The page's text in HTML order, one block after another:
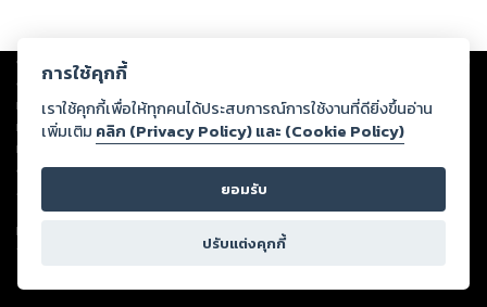
Copyright © 2026
ต่อผลงานหรือเนื้อหาใดที่อัปโหลดผ่านเว็บไซต์และปรากฏว่าละเมิดสิทธิใน
ทรัพย์สินทางปัญญาของบุคคลอื่นหรือขัดต่อกฎหมายและศีลธรรม ดังนั้น ผู้อ่าน
ทุกท่านโปรดใช้วิจารณญาณในการกลั่นกรองด้วยตนเอง และหากท่านพบว่าส่วน
หนึ่งส่วนใดขัดต่อกฎหมายและศีลธรรม กรุณาแจ้งมายังบริษัท เพื่อทีมงานจะได้
ดำเนินการในทันที ทั้งนี้ ทางสตอรี่ล็อกขอสงวนลิขสิทธิ์ตามพระราชบัญญัติ
ลิขสิทธิ์ พ.ศ. 2537 (ฉบับล่าสุด)
For support: member@ookbee.com
Version
การใช้คุกกี้
เราใช้คุกกี้เพื่อให้ทุกคนได้ประสบการณ์การใช้งานที่ดียิ่งขึ้นอ่าน
เพิ่มเติม คลิก (Privacy Policy) และ (Cookie Policy)
ยอมรับ
ปรับแต่งคุกกี้